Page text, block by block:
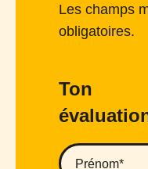
Les champs
obligatoires.
Ton